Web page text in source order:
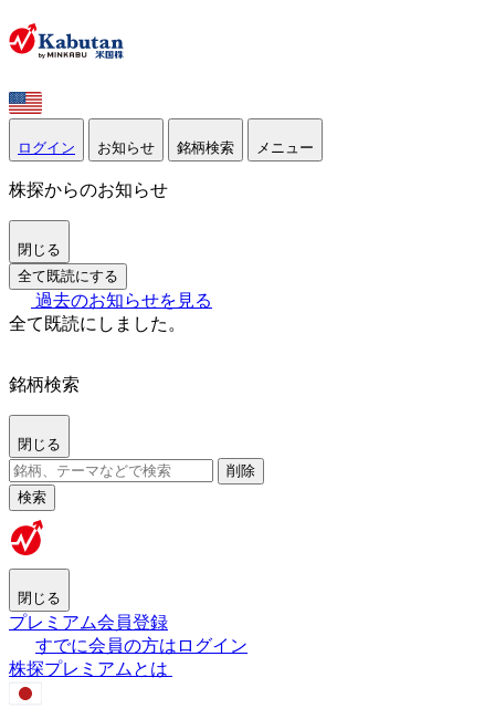
ログイン お知らせ 銘柄検索 メニュー
株探からのお知らせ
閉じる
全て既読にする
過去のお知らせを見る
全て既読にしました。
銘柄検索
閉じる
削除
検索
閉じる
プレミアム会員登録
すでに会員の方はログイン
株探プレミアムとは